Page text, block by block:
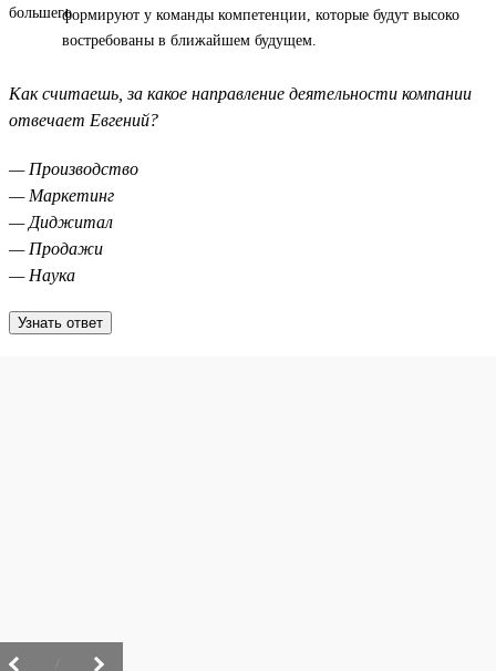
формируют у команды компетенции, которые будут высоко
востребованы в ближайшем будущем.
Как считаешь, за какое направление деятельности компании
отвечает Евгений?
— Производство
— Маркетинг
— Диджитал
— Продажи
— Наука
Узнать ответ